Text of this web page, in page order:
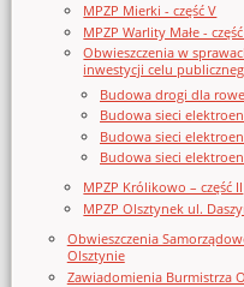
MPZP Mierki - część V
MPZP Warlity Małe -
Obwieszczenia w
inwestycji celu
Budowa drogi dla
Budowa sieci
Budowa sieci
Budowa sieci
MPZP Królikowo – część II
MPZP Olsztynek ul.
Obwieszczenia
Olsztynie
Zawiadomienia Burmistrza